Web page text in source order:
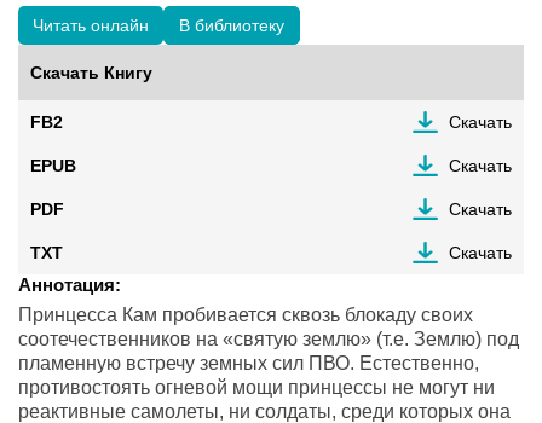
Читать онлайн В библиотеку
Скачать Книгу
FB2 Скачать
EPUB Скачать
PDF Скачать
TXT Скачать
Аннотация:
Принцесса Кам пробивается сквозь блокаду своих
соотечественников на «святую землю» (т.е. Землю) под
пламенную встречу земных сил ПВО. Естественно,
противостоять огневой мощи принцессы не могут ни
реактивные самолеты, ни солдаты, среди которых она